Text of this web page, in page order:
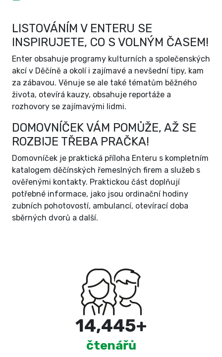
LISTOVÁNÍM V ENTERU SE
INSPIRUJETE, CO S VOLNÝM ČASEM!
Enter obsahuje programy kulturních a společenských
akcí v Děčíně a okolí i zajímavé a nevšední tipy, kam
za zábavou. Věnuje se ale také tématům běžného
života, otevírá kauzy, obsahuje reportáže a
rozhovory se zajímavými lidmi.
DOMOVNÍČEK VÁM POMŮŽE, AŽ SE
ROZBIJE TŘEBA PRAČKA!
Domovníček je praktická příloha Enteru s kompletním
katalogem děčínských řemeslných firem a služeb s
ověřenými kontakty. Praktickou část doplňují
potřebné informace, jako jsou ordinační hodiny
zubních pohotovostí, ambulancí, otevírací doba
sběrných dvorů a další.
15,000+
čtenářů